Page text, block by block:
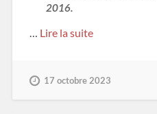
2016.
Lire la suite
17 octobre 2023